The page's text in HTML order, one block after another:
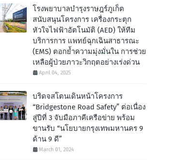
โรงพยาบาลบำรุงราษฎร์ภูเก็ต
สนับสนุนโครงการ เครื่องกระตุก
หัวใจไฟฟ้าอัตโนมัติ (AED) ให้ทีม
บริการการ แพทย์ฉุกเฉินสาธารณะ
(EMS) ตอกย้ำความมุ่งมั่นใน การช่วย
เหลือผู้ป่วยภาวะวิกฤตอย่างเร่งด่วน
April 04, 2025
บริดจสโตนเดินหน้าโครงการ
“Bridgestone Road Safety” ต่อเนื่อง
สู่ปีที่ 3 จับมือภาคีเครือข่าย พร้อม
ขานรับ “นโยบายกรุงเทพมหานคร 9
ด้าน 9 ดี”
March 01, 2024